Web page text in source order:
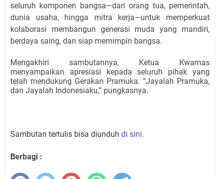
seluruh komponen bangsa—dari orang tua, pemerintah,
dunia usaha, hingga mitra kerja—untuk memperkuat
kolaborasi membangun generasi muda yang mandiri,
berdaya saing, dan siap memimpin bangsa.
Mengakhiri sambutannya, Ketua Kwarnas
menyampaikan apresiasi kepada seluruh pihak yang
telah mendukung Gerakan Pramuka. “Jayalah Pramuka,
dan Jayalah Indonesiaku,” pungkasnya.
Sambutan tertulis bisa diunduh di sini.
Berbagi :